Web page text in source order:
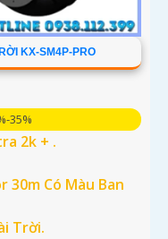
KX-SM4P-PRO
35%
2k + .
30m Có Màu Ban
Trời.